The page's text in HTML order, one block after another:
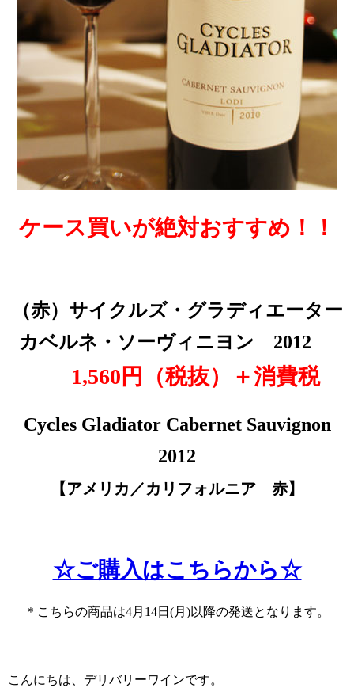
ケース買いが絶対おすすめ！！
（赤）サイクルズ・グラディエーター
カベルネ・ソーヴィニヨン 2012
1,560 円（税抜）＋消費税
Cycles Gladiator Cabernet Sauvignon
2012
【アメリカ／カリフォルニア 赤】
☆ご購入はこちらから☆
＊こちらの商品は4月14日(月)以降の発送となります。
こんにちは、デリバリーワインです。